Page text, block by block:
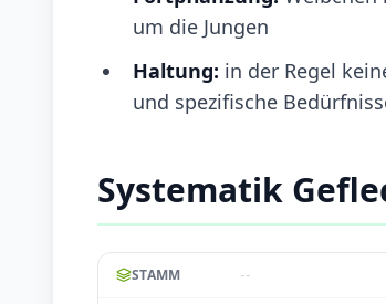
um die Jungen
Haltung: in der Regel
und spezifische
Systematik
STAMM --